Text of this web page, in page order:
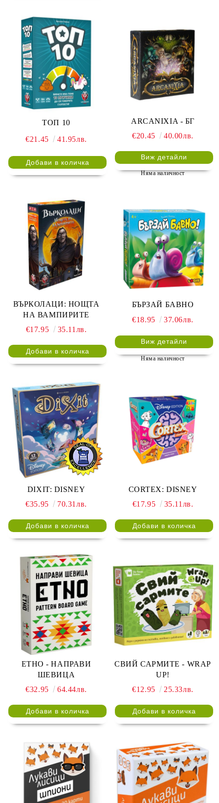
ТОП 10
€21.45
41.95лв.
ARCANIXIA - БГ
€20.45
40.00лв.
Виж детайли
Няма наличност
ВЪРКОЛАЦИ: НОЩТА
НА ВАМПИРИТЕ
€17.95
35.11лв.
БЪРЗАЙ БАВНО
€18.95
37.06лв.
Виж детайли
Няма наличност
DIXIT: DISNEY
€35.95
70.31лв.
CORTEX: DISNEY
€17.95
35.11лв.
ЕТНО - НАПРАВИ
ШЕВИЦА
€32.95
64.44лв.
СВИЙ САРМИТЕ - WRAP
UP!
€12.95
25.33лв.